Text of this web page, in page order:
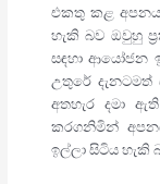
එකතු කළ
හැකි බව ඔවුහු
සඳහා ආයෝජන
උතුරේ
අතහැර දමා
කරගනිමින්
ඉල්ලා සිටිය හැකි